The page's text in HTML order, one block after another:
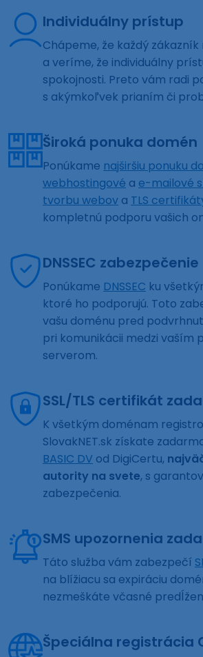
Individuálny prístup
Chápeme, že každý
a veríme, že individuálny
spokojnosti. Preto vám radi
s akýmkoľvek prianím či
Široká ponuka domén
Ponúkame najširšiu ponuku
webhostingové a e-mailové
tvorbu webov a TLS
kompletnú podporu vašich
DNSSEC zabezpečenie
Ponúkame DNSSEC ku
ktoré ho podporujú. Toto
vašu doménu pred
pri komunikácii medzi vaším
serverom.
SSL/TLS certifikát
K všetkým doménam
SlovakNET.sk získate
BASIC DV od DigiCertu,
autority na svete, s
zabezpečenia.
SMS upozornenia
Táto služba vám zabezpečí
na blížiacu sa expiráciu
nezmeškáte včasné
Špeciálna registrácia